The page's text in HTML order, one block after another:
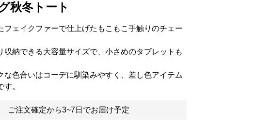
秋冬トート
フェイクファーで仕上げたもこもこ手触りのチェー
収納できる大容量サイズで、小さめのタブレットも
な色合いはコーデに馴染みやすく、差し色アイテム
。
ご注文確定から3~7日でお届け予定